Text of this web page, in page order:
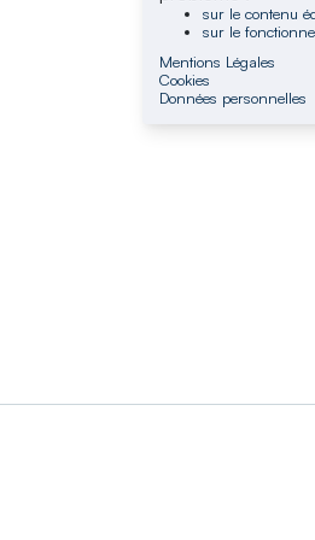
sur le contenu
sur le
Mentions Légales
Cookies
Données personnelles